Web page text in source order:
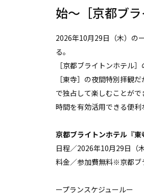
始〜［京都ブ
2026年10月29日（木）の
る。
［京都ブライトンホテル
［東寺］の夜間特別拝観
で独占して楽しむことが
時間を有効活用できる便利
京都ブライトンホテル『東
日程／2026年10月29日（
料金／参加費無料※京都ブ
ープランスケジュールー